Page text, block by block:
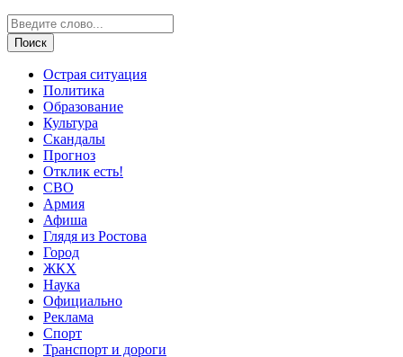
Острая ситуация
Политика
Образование
Культура
Скандалы
Прогноз
Отклик есть!
СВО
Армия
Афиша
Глядя из Ростова
Город
ЖКХ
Наука
Официально
Реклама
Спорт
Транспорт и дороги